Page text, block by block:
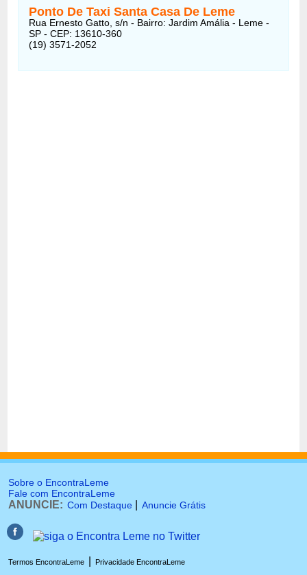
Ponto De Taxi Santa Casa De Leme
Rua Ernesto Gatto, s/n - Bairro: Jardim Amália - Leme -
SP - CEP: 13610-360
(19) 3571-2052
Sobre o EncontraLeme
Fale com EncontraLeme
ANUNCIE: Com Destaque Anuncie Grátis
Termos EncontraLeme Privacidade EncontraLeme